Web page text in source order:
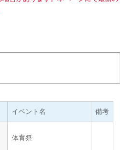
イベント名 備考
体育祭